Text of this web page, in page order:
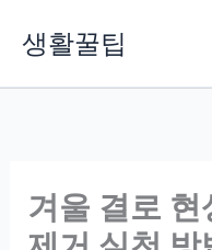
생활꿀팁
겨울 결로 현